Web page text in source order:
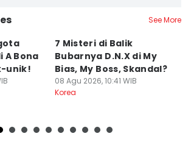
See More
A Bona
unik!
7 Misteri di Balik
Bubarnya D.N.X di My
Bias, My Boss, Skandal?
08 Agu 2026, 10:41 WIB
Korea